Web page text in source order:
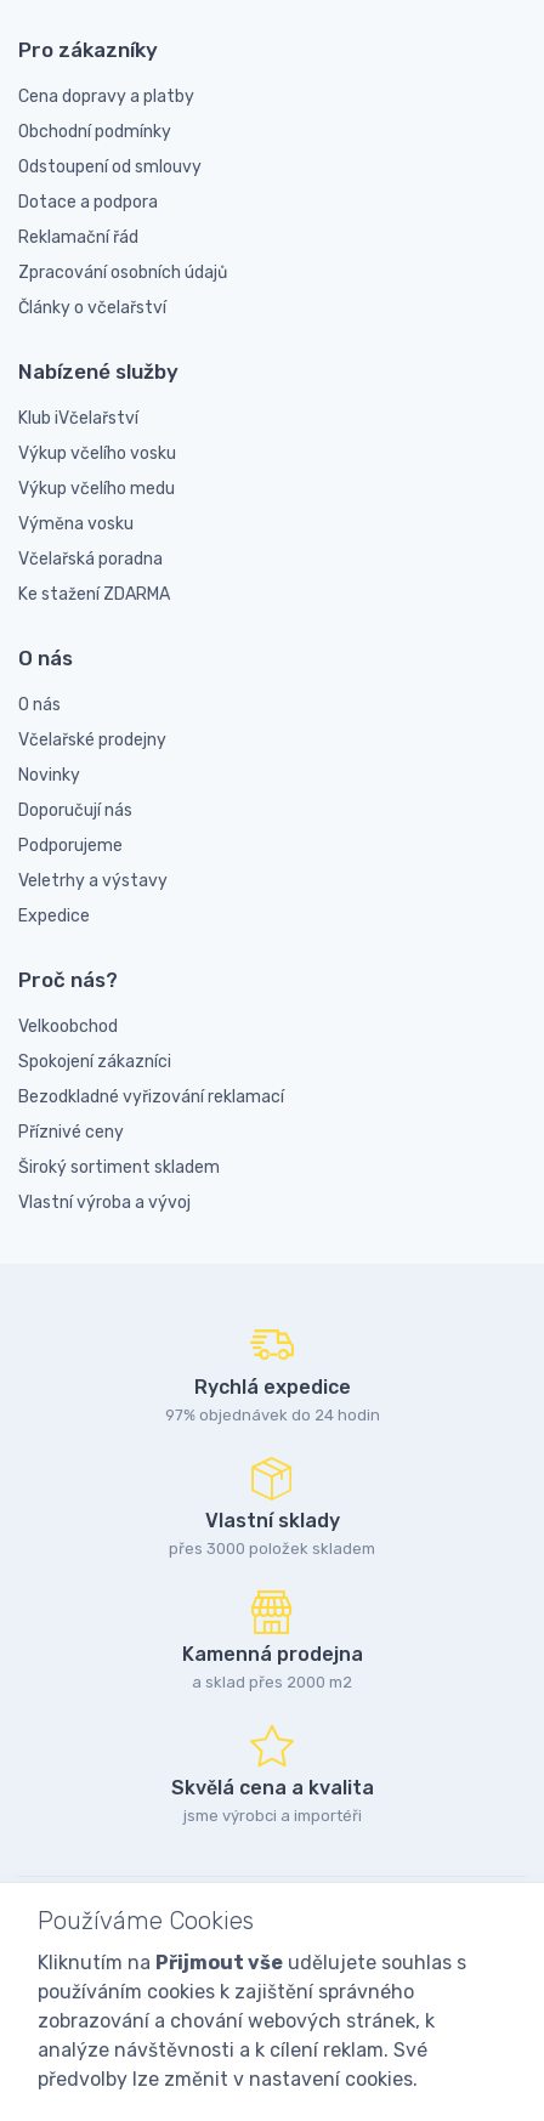
Pro zákazníky
Cena dopravy a platby
Obchodní podmínky
Odstoupení od smlouvy
Dotace a podpora
Reklamační řád
Zpracování osobních údajů
Články o včelařství
Nabízené služby
Klub iVčelařství
Výkup včelího vosku
Výkup včelího medu
Výměna vosku
Včelařská poradna
Ke stažení ZDARMA
O nás
O nás
Včelařské prodejny
Novinky
Doporučují nás
Podporujeme
Veletrhy a výstavy
Expedice
Proč nás?
Velkoobchod
Spokojení zákazníci
Bezodkladné vyřizování reklamací
Příznivé ceny
Široký sortiment skladem
Vlastní výroba a vývoj
Rychlá expedice
97% objednávek do 24 hodin
Vlastní sklady
přes 3000 položek skladem
Kamenná prodejna
a sklad přes 2000 m2
Skvělá cena a kvalita
jsme výrobci a importéři
Používáme Cookies
Kliknutím na Přijmout vše udělujete souhlas s
používáním cookies k zajištění správného
zobrazování a chování webových stránek, k
analýze návštěvnosti a k cílení reklam. Své
předvolby lze změnit v nastavení cookies.